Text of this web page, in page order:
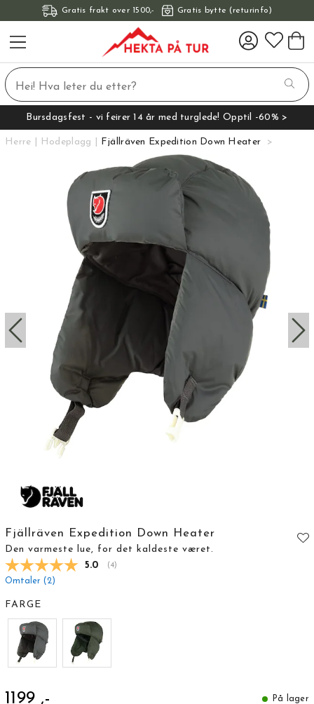
Gratis frakt over 1500,- Gratis bytte (returinfo)
Bursdagsfest - vi feirer 14 år med turglede! Opptil -60% >
Herre Hodeplagg Fjällräven Expedition Down Heater
Fjällräven Expedition Down Heater
Den varmeste lue, for det kaldeste været.
Gjennomsnittskarakter:
5.0 (stemmer:
4)
Omtaler (2)
FARGE
1199 ,- På lager